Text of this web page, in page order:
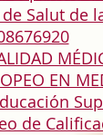
Salut de
EN
de